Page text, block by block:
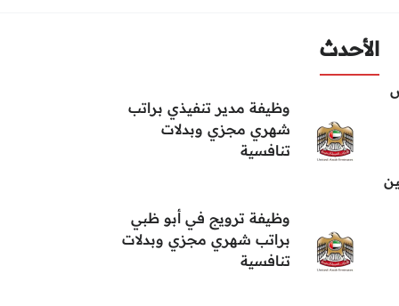
الأحدث
وظيفة مدير تنفيذي براتب
شهري مجزي وبدلات
تنافسية
وظيفة ترويج في أبو ظبي
براتب شهري مجزي وبدلات
تنافسية